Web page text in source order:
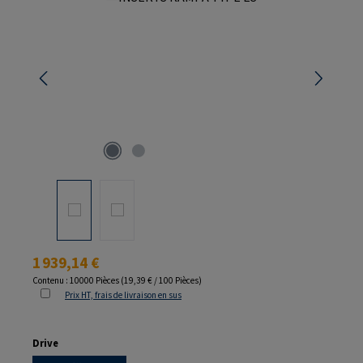
Prix régulier :
1 939,14 €
Contenu : 10000 Pièces (19,39 € / 100 Pièces)
Prix HT, frais de livraison en sus
Sélectionnez
Drive